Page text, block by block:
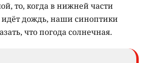
то, когда в нижней части
дождь, наши синоптики
что погода солнечная.